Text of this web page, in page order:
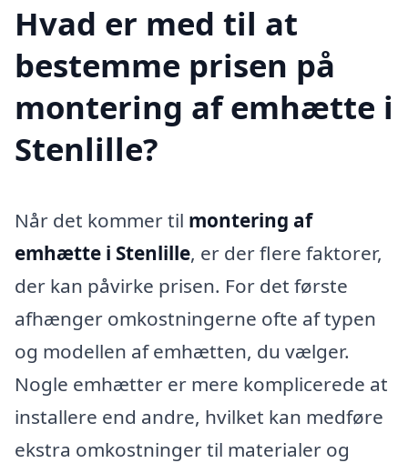
Hvad er med til at
bestemme prisen på
montering af emhætte i
Stenlille?
Når det kommer til montering af
emhætte i Stenlille, er der flere faktorer,
der kan påvirke prisen. For det første
afhænger omkostningerne ofte af typen
og modellen af emhætten, du vælger.
Nogle emhætter er mere komplicerede at
installere end andre, hvilket kan medføre
ekstra omkostninger til materialer og